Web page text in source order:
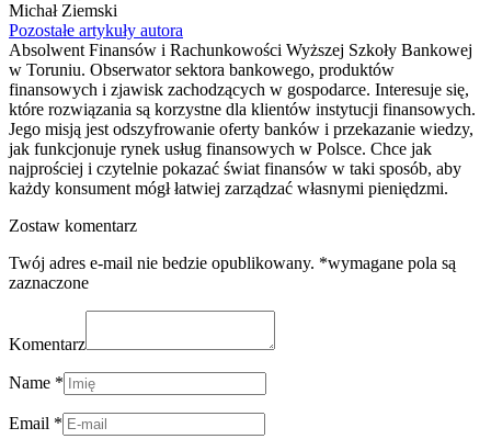
Michał Ziemski
Pozostałe artykuły autora
Absolwent Finansów i Rachunkowości Wyższej Szkoły Bankowej
w Toruniu. Obserwator sektora bankowego, produktów
finansowych i zjawisk zachodzących w gospodarce. Interesuje się,
które rozwiązania są korzystne dla klientów instytucji finansowych.
Jego misją jest odszyfrowanie oferty banków i przekazanie wiedzy,
jak funkcjonuje rynek usług finansowych w Polsce. Chce jak
najprościej i czytelnie pokazać świat finansów w taki sposób, aby
każdy konsument mógł łatwiej zarządzać własnymi pieniędzmi.
Zostaw komentarz
Twój adres e-mail nie bedzie opublikowany. *wymagane pola są
zaznaczone
Komentarz
Name *
Email *